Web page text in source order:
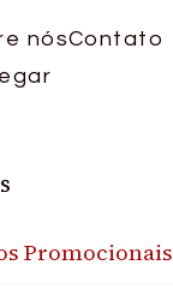
nósContato
Promocionais